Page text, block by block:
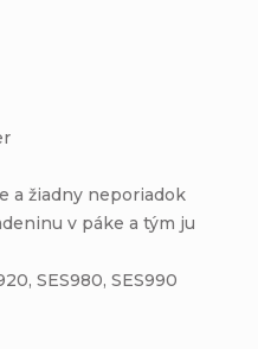
a žiadny neporiadok
v páke a tým ju
SES980, SES990